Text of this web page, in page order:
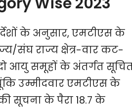
के अनुसार, एमटीएस के
संघ राज्य क्षेत्र-वार कट-
आयु समूहों के अंतर्गत
उम्मीदवार एमटीएस के
सूचना के पैरा 18.7 के